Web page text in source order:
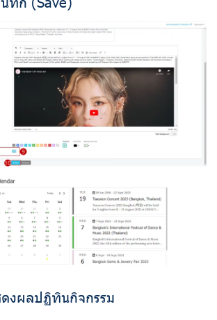
งผลปฏิทินกิจกรรม